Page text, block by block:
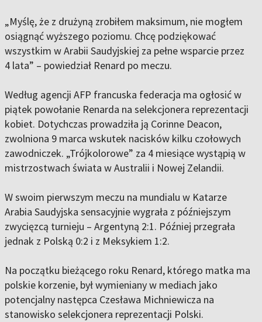
„Myślę, że z drużyną zrobiłem maksimum, nie mogłem
osiągnąć wyższego poziomu. Chcę podziękować
wszystkim w Arabii Saudyjskiej za pełne wsparcie przez
4 lata” – powiedział Renard po meczu.
Według agencji AFP francuska federacja ma ogłosić w
piątek powołanie Renarda na selekcjonera reprezentacji
kobiet. Dotychczas prowadziła ją Corinne Deacon,
zwolniona 9 marca wskutek nacisków kilku czołowych
zawodniczek. „Trójkolorowe” za 4 miesiące wystąpią w
mistrzostwach świata w Australii i Nowej Zelandii.
W swoim pierwszym meczu na mundialu w Katarze
Arabia Saudyjska sensacyjnie wygrała z późniejszym
zwycięzcą turnieju – Argentyną 2:1. Później przegrała
jednak z Polską 0:2 i z Meksykiem 1:2.
Na początku bieżącego roku Renard, którego matka ma
polskie korzenie, był wymieniany w mediach jako
potencjalny następca Czesława Michniewicza na
stanowisko selekcjonera reprezentacji Polski.